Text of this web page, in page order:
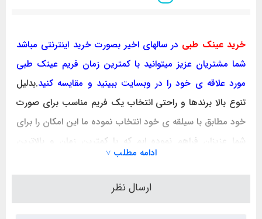
خرید عینک طبی در سالهای اخیر بصورت خرید اینترنتی مباشد
شما مشتریان عزیز میتوانید با کمترین زمان فریم عینک طبی
مورد علاقه ی خود را در وبسایت ببینید و مقایسه کنید.بدلیل
تنوع بالا برندها و راحتی انتخاب یک فریم مناسب برای صورت
خود مطابق با سیلقه ی خود انتخاب نموده ما این امکان را برای
شما عزیزان فراهم نموده ایم که با کمترین زمان و بالاترین
کیفیت و قیمتی مناسب خرید اینترنتی عینک طبی خود را
آسانتر از حضوری از فروشگاه ها نمایید. کاربری عینک طبی
ادامه مطلب ˅
ارسال نظر